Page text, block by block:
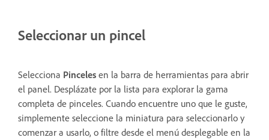
Seleccionar un pincel
Selecciona Pinceles en la barra de herramientas para abrir
el panel. Desplázate por la lista para explorar la gama
completa de pinceles. Cuando encuentre uno que le guste,
simplemente seleccione la miniatura para seleccionarlo y
comenzar a usarlo, o filtre desde el menú desplegable en la